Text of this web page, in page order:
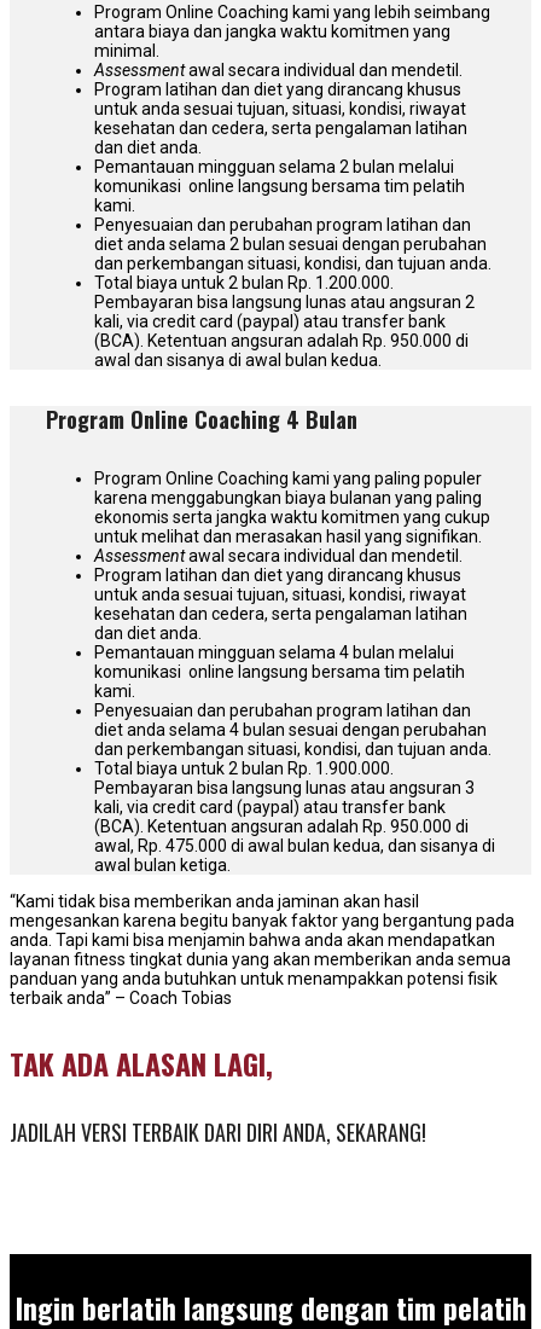
Program Online Coaching kami yang lebih seimbang
antara biaya dan jangka waktu komitmen yang
minimal.
Assessmentawal secara individual dan mendetil.
Program latihan dan diet yang dirancang khusus
untuk anda sesuai tujuan, situasi, kondisi, riwayat
kesehatan dan cedera, serta pengalaman latihan
dan diet anda.
Pemantauan mingguan selama 2 bulan melalui
komunikasi online langsung bersama tim pelatih
kami.
Penyesuaian dan perubahan program latihan dan
diet anda selama 2 bulan sesuai dengan perubahan
dan perkembangan situasi, kondisi, dan tujuan anda.
Total biaya untuk 2 bulan Rp. 1.200.000.
Pembayaran bisa langsung lunas atau angsuran 2
kali, via credit card (paypal) atau transfer bank
(BCA). Ketentuan angsuran adalah Rp. 950.000 di
awal dan sisanya di awal bulan kedua.
Program Online Coaching 4 Bulan
Program Online Coaching kami yang paling populer
karena menggabungkan biaya bulanan yang paling
ekonomis serta jangka waktu komitmen yang cukup
untuk melihat dan merasakan hasil yang signifikan.
Assessmentawal secara individual dan mendetil.
Program latihan dan diet yang dirancang khusus
untuk anda sesuai tujuan, situasi, kondisi, riwayat
kesehatan dan cedera, serta pengalaman latihan
dan diet anda.
Pemantauan mingguan selama 4 bulan melalui
komunikasi online langsung bersama tim pelatih
kami.
Penyesuaian dan perubahan program latihan dan
diet anda selama 4 bulan sesuai dengan perubahan
dan perkembangan situasi, kondisi, dan tujuan anda.
Total biaya untuk 2 bulan Rp. 1.900.000.
Pembayaran bisa langsung lunas atau angsuran 3
kali, via credit card (paypal) atau transfer bank
(BCA). Ketentuan angsuran adalah Rp. 950.000 di
awal, Rp. 475.000 di awal bulan kedua, dan sisanya di
awal bulan ketiga.
“Kami tidak bisa memberikan anda jaminan akan hasil
mengesankan karena begitu banyak faktor yang bergantung pada
anda. Tapi kami bisa menjamin bahwa anda akan mendapatkan
layanan fitness tingkat dunia yang akan memberikan anda semua
panduan yang anda butuhkan untuk menampakkan potensi fisik
terbaik anda” – Coach Tobias
TAK ADA ALASAN LAGI,
JADILAH VERSI TERBAIK DARI DIRI ANDA, SEKARANG!
Ingin berlatih langsung dengan tim pelatih